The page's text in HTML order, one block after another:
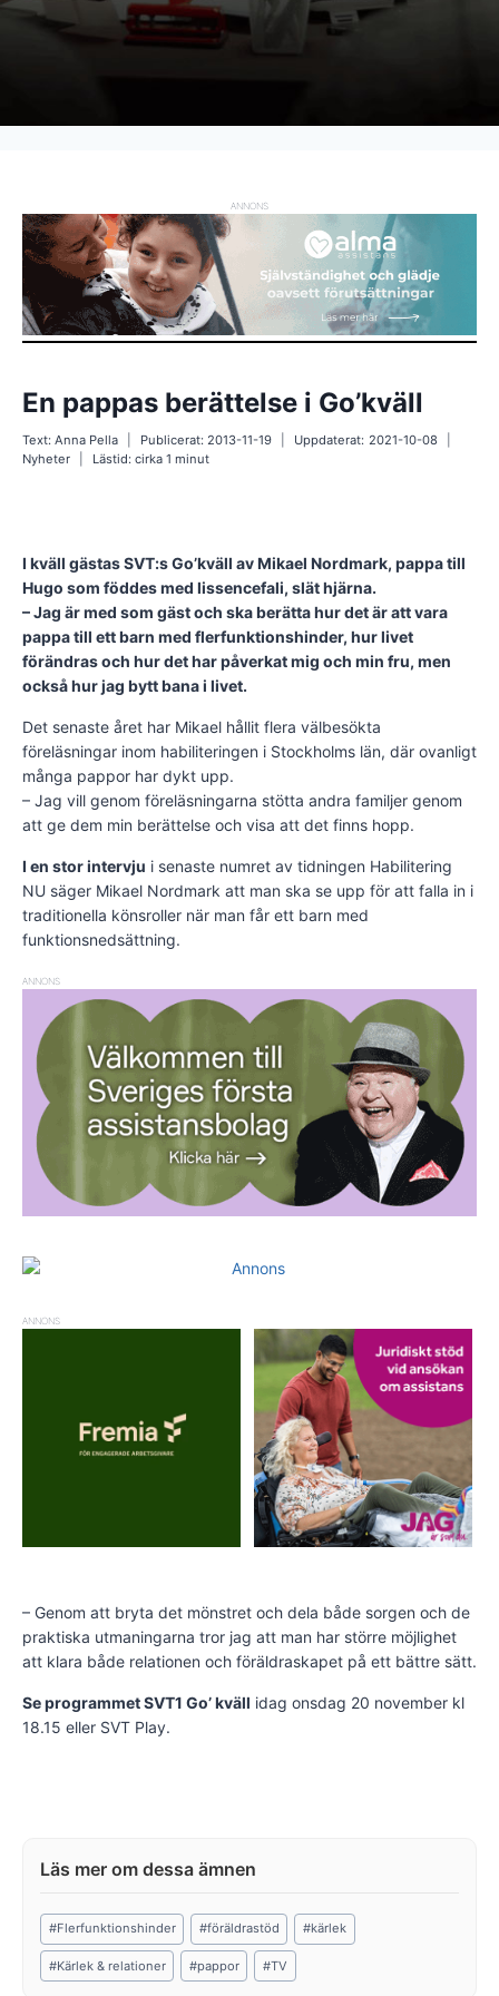
ANNONS
En pappas berättelse i Go’kväll
Text: Anna Pella Publicerat: 2013-11-19 Uppdaterat: 2021-10-08
Nyheter
Lästid: cirka 1 minut
I kväll gästas SVT:s Go’kväll av Mikael Nordmark, pappa till
Hugo som föddes med lissencefali, slät hjärna.
– Jag är med som gäst och ska berätta hur det är att vara
pappa till ett barn med flerfunktionshinder, hur livet
förändras och hur det har påverkat mig och min fru, men
också hur jag bytt bana i livet.
Det senaste året har Mikael hållit flera välbesökta
föreläsningar inom habiliteringen i Stockholms län, där ovanligt
många pappor har dykt upp.
– Jag vill genom föreläsningarna stötta andra familjer genom
att ge dem min berättelse och visa att det finns hopp.
I en stor intervju i senaste numret av tidningen Habilitering
NU säger Mikael Nordmark att man ska se upp för att falla in i
traditionella könsroller när man får ett barn med
funktionsnedsättning.
ANNONS
ANNONS
– Genom att bryta det mönstret och dela både sorgen och de
praktiska utmaningarna tror jag att man har större möjlighet
att klara både relationen och föräldraskapet på ett bättre sätt.
Se programmet SVT1 Go’ kväll idag onsdag 20 november kl
18.15 eller SVT Play.
Post
Tags:
#Flerfunktionshinder #föräldrastöd #kärlek
#Kärlek & relationer #pappor #TV